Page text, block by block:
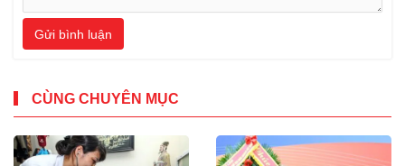
Gửi bình luận
CÙNG CHUYÊN MỤC